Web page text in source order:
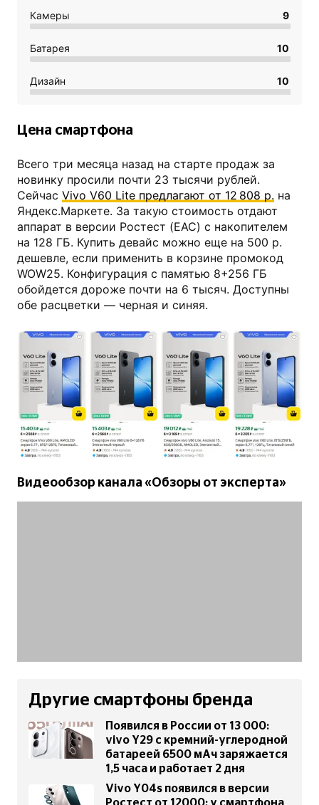
Камеры 9
Батарея 10
Дизайн 10
Цена смартфона
Всего три месяца назад на старте продаж за
новинку просили почти 23 тысячи рублей.
Сейчас Vivo V60 Lite предлагают от 12 808 р. на
Яндекс.Маркете. За такую стоимость отдают
аппарат в версии Ростест (EAC) с накопителем
на 128 ГБ. Купить девайс можно еще на 500 р.
дешевле, если применить в корзине промокод
WOW25. Конфигурация с памятью 8+256 ГБ
обойдется дороже почти на 6 тысяч. Доступны
обе расцветки — черная и синяя.
Видеообзор канала «Обзоры от эксперта»
Другие смартфоны бренда
Появился в России от 13 000:
vivo Y29 с кремний-углеродной
батареей 6500 мАч заряжается
1,5 часа и работает 2 дня
Vivo Y04s появился в версии